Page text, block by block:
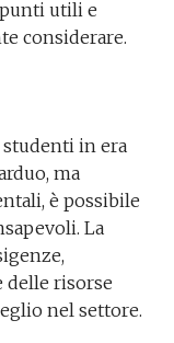
utili e
considerare.
in era
ma
è possibile
La
delle risorse
nel settore.